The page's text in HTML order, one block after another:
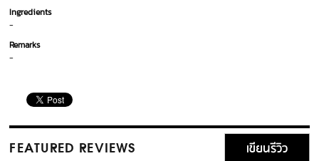
Ingredients
-
Remarks
-
FEATURED REVIEWS เขียนรีวิว